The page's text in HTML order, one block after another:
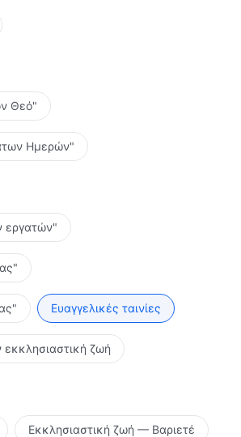
Θεό"
Ημερών"
εργατών"
Ευαγγελικές ταινίες
εκκλησιαστική ζωή
Εκκλησιαστική ζωή — Βαριετέ